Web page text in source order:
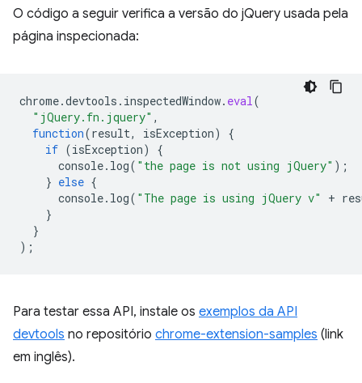
O código a seguir verifica a versão do jQuery usada pela
página inspecionada:
chrome.devtools . inspectedWindow. eval(
"jQuery.fn.jquery" ,
function(result, isException)
{
if (isException)
{
console. log( "the page is not using jQuery" );
} else {
console. log( "The page is using jQuery v" +
}
}
);
Para testar essa API, instale os exemplos da API
devtools no repositório chrome-extension-samples (link
em inglês).